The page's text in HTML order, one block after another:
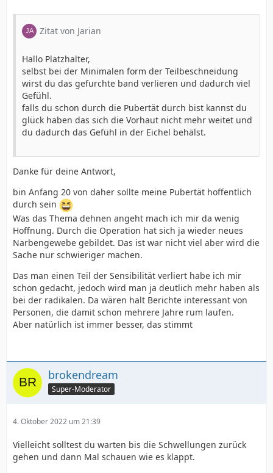
Zitat von Jarian
Hallo Platzhalter,
selbst bei der Minimalen form der Teilbeschneidung
wirst du das gefurchte band verlieren und dadurch viel
Gefühl.
falls du schon durch die Pubertät durch bist kannst du
glück haben das sich die Vorhaut nicht mehr weitet und
du dadurch das Gefühl in der Eichel behälst.
Danke für deine Antwort,
bin Anfang 20 von daher sollte meine Pubertät hoffentlich
durch sein
Was das Thema dehnen angeht mach ich mir da wenig
Hoffnung. Durch die Operation hat sich ja wieder neues
Narbengewebe gebildet. Das ist war nicht viel aber wird die
Sache nur schwieriger machen.
Das man einen Teil der Sensibilität verliert habe ich mir
schon gedacht, jedoch wird man ja deutlich mehr haben als
bei der radikalen. Da wären halt Berichte interessant von
Personen, die damit schon mehrere Jahre rum laufen.
Aber natürlich ist immer besser, das stimmt
brokendream
Super-Moderator
4. Oktober 2022 um 21:39
Vielleicht solltest du warten bis die Schwellungen zurück
gehen und dann Mal schauen wie es klappt.